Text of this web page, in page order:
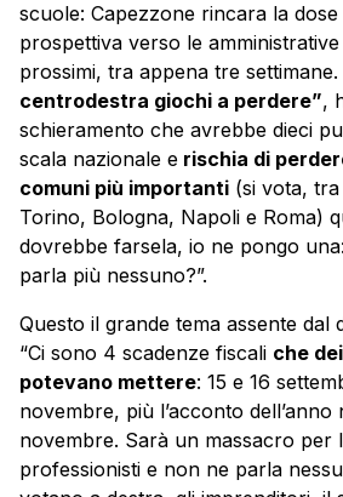
scuole: Capezzone rincara la
prospettiva verso le
prossimi, tra appena tre settimane.
centrodestra giochi a perdere”,
schieramento che avrebbe dieci
scala nazionale e rischia di
comuni più importanti (si vota,
Torino, Bologna, Napoli e Roma)
dovrebbe farsela, io ne pongo
parla più nessuno?”.
Questo il grande tema assente dal
“Ci sono 4 scadenze fiscali che
potevano mettere: 15 e 16
novembre, più l’acconto dell’anno
novembre. Sarà un massacro per
professionisti e non ne parla